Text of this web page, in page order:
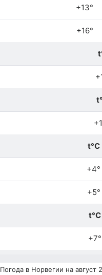
+13°
+16°
t°C
+4°
+5°
t°C
+7°
Погода в Норвегии на август